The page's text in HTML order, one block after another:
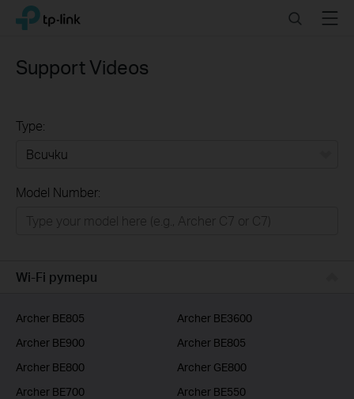
Click
navigation
TP-Link, Reliably Smart SearchMenu
Support Videos
Type:
Бизнес решения
Model Number:
Wi-Fi рутери
Archer BE805
Archer BE3600
Archer BE900
Archer BE805
Archer BE800
Archer GE800
Archer BE700
Archer BE550